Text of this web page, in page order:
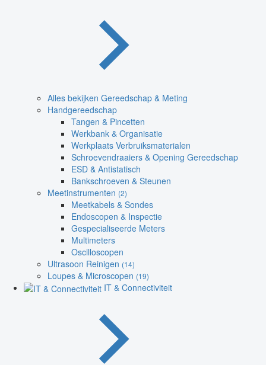
Alles bekijken Gereedschap & Meting
Handgereedschap
Tangen & Pincetten
Werkbank & Organisatie
Werkplaats Verbruiksmaterialen
Schroevendraaiers & Opening Gereedschap
ESD & Antistatisch
Bankschroeven & Steunen
Meetinstrumenten (2)
Meetkabels & Sondes
Endoscopen & Inspectie
Gespecialiseerde Meters
Multimeters
Oscilloscopen
Ultrasoon Reinigen (14)
Loupes & Microscopen (19)
IT & Connectiviteit